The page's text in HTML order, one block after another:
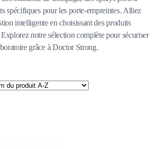
spécifiques pour les porte-empreintes. Alliez
intelligente en choisissant des produits
notre sélection complète pour sécuriser
grâce à Doctor Strong.